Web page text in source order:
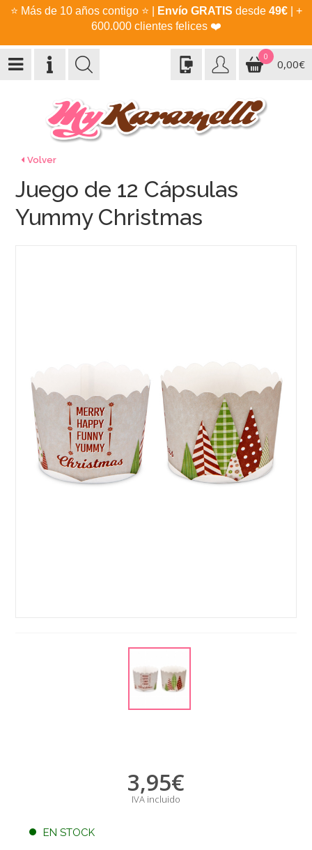
⭐ Más de 10 años contigo ⭐ Envío GRATIS desde 49€| +
600.000 clientes felices ❤️
0
0,00€
Volver
Juego de 12 Cápsulas
Yummy Christmas
3,95€
IVA incluido
EN STOCK